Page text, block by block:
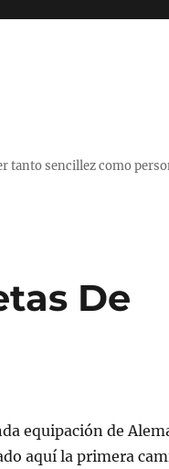
tanto sencillez como
De
equipación de
aquí la primera